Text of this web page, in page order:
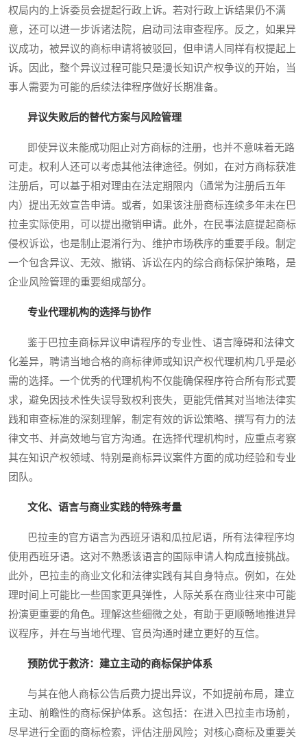
权局内的上诉委员会提起行政上诉。若对行政上诉结果仍不满
意，还可以进一步诉诸法院，启动司法审查程序。反之，如果异
议成功，被异议的商标申请将被驳回，但申请人同样有权提起上
诉。因此，整个异议过程可能只是漫长知识产权争议的开始，当
事人需要为可能的后续法律程序做好长期准备。
异议失败后的替代方案与风险管理
即使异议未能成功阻止对方商标的注册，也并不意味着无路
可走。权利人还可以考虑其他法律途径。例如，在对方商标获准
注册后，可以基于相对理由在法定期限内（通常为注册后五年
内）提出无效宣告申请。或者，如果该注册商标连续多年未在巴
拉圭实际使用，可以提出撤销申请。此外，在民事法庭提起商标
侵权诉讼，也是制止混淆行为、维护市场秩序的重要手段。制定
一个包含异议、无效、撤销、诉讼在内的综合商标保护策略，是
企业风险管理的重要组成部分。
专业代理机构的选择与协作
鉴于巴拉圭商标异议申请程序的专业性、语言障碍和法律文
化差异，聘请当地合格的商标律师或知识产权代理机构几乎是必
需的选择。一个优秀的代理机构不仅能确保程序符合所有形式要
求，避免因技术性失误导致权利丧失，更能凭借其对当地法律实
践和审查标准的深刻理解，制定有效的诉讼策略、撰写有力的法
律文书、并高效地与官方沟通。在选择代理机构时，应重点考察
其在知识产权领域、特别是商标异议案件方面的成功经验和专业
团队。
文化、语言与商业实践的特殊考量
巴拉圭的官方语言为西班牙语和瓜拉尼语，所有法律程序均
使用西班牙语。这对不熟悉该语言的国际申请人构成直接挑战。
此外，巴拉圭的商业文化和法律实践有其自身特点。例如，在处
理时间上可能比一些国家更具弹性，人际关系在商业往来中可能
扮演更重要的角色。理解这些细微之处，有助于更顺畅地推进异
议程序，并在与当地代理、官员沟通时建立更好的互信。
预防优于救济：建立主动的商标保护体系
与其在他人商标公告后费力提出异议，不如提前布局，建立
主动、前瞻性的商标保护体系。这包括：在进入巴拉圭市场前，
尽早进行全面的商标检索，评估注册风险；对核心商标及重要关